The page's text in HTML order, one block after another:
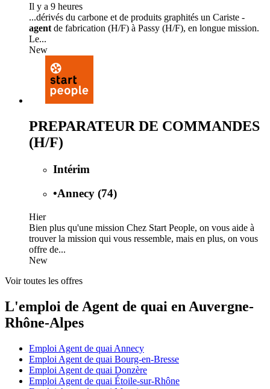
Il y a 9 heures
...dérivés du carbone et de produits graphités un Cariste -
agent de fabrication (H/F) à Passy (H/F), en longue mission.
Le...
New
PREPARATEUR DE COMMANDES
(H/F)
Intérim
•Annecy (74)
Hier
Bien plus qu'une mission Chez Start People, on vous aide à
trouver la mission qui vous ressemble, mais en plus, on vous
offre de...
New
Voir toutes les offres
L'emploi de Agent de quai en Auvergne-
Rhône-Alpes
Emploi Agent de quai Annecy
Emploi Agent de quai Bourg-en-Bresse
Emploi Agent de quai Donzère
Emploi Agent de quai Étoile-sur-Rhône